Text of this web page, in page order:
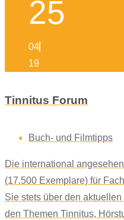
25
04
19
Tinnitus Forum
Buch- und Filmtipps
Die international
(17.500 Exemplare) für
Sie stets über den
den Themen Tinnitus,